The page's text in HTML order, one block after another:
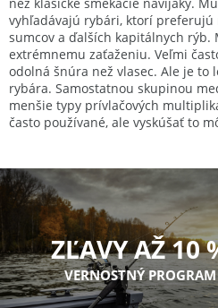
vyhľadávajú rybári, ktorí preferujú
sumcov a ďalších kapitálnych
extrémnemu zaťaženiu. Veľmi
odolná šnúra než vlasec. Ale je to
rybára. Samostatnou skupinou
menšie typy prívlačových
často používané, ale vyskúšať to
ZĽAVY AŽ 10
VERNOSTNÝ PROGRAM